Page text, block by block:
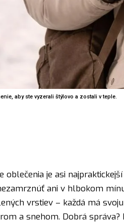
aby ste vyzerali štýlovo a zostali v teple.
oblečenia je asi
ani v hlbokom
vrstiev – každá má
a snehom. Dobrá